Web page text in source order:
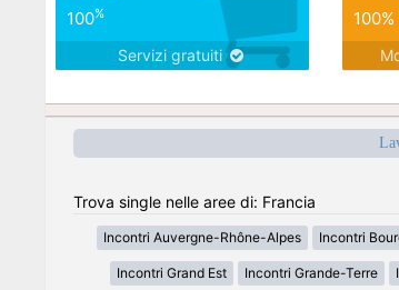
100%
Servizi gratuiti
Trova single nelle aree di: Francia
Incontri Auvergne-Rhône-Alpes Incontri
Incontri Grand Est Incontri Grande-Terre